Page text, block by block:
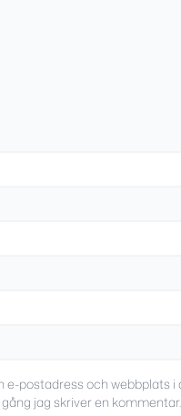
e-postadress och webbplats i
jag skriver en kommentar.